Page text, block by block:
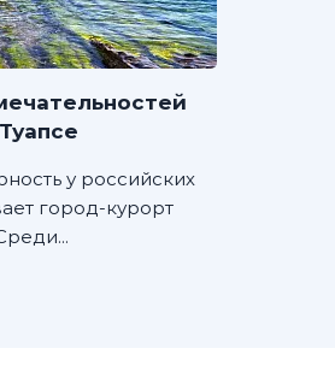
у российских
город-курорт